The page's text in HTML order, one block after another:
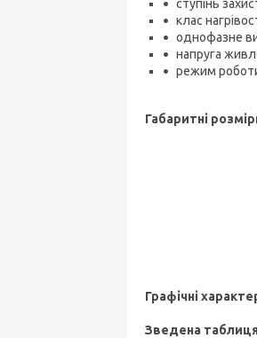
ступінь
клас
однофазне
напруга
режим
Габаритні
Графічні
Зведена